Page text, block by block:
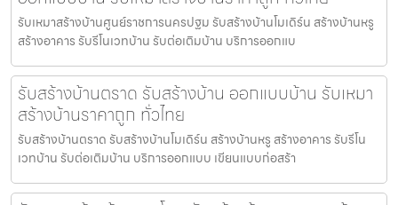
รับเหมาสร้างบ้านศูนย์ราชการนครปฐม รับสร้างบ้านโมเดิร์น สร้างบ้านหรู
สร้างอาคาร รับรีโนเวทบ้าน รับต่อเติมบ้าน บริการออกแบ
รับสร้างบ้านตราด รับสร้างบ้าน ออกแบบบ้าน รับเหมา
สร้างบ้านราคาถูก ทั่วไทย
รับสร้างบ้านตราด รับสร้างบ้านโมเดิร์น สร้างบ้านหรู สร้างอาคาร รับรีโน
เวทบ้าน รับต่อเติมบ้าน บริการออกแบบ เขียนแบบก่อสร้า